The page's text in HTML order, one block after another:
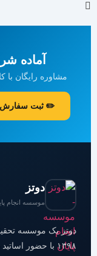
آماده
مشاوره رایگان با
✏️ ثبت سفارش
دوتز
موسسه انجام
دوتز یک موسسه